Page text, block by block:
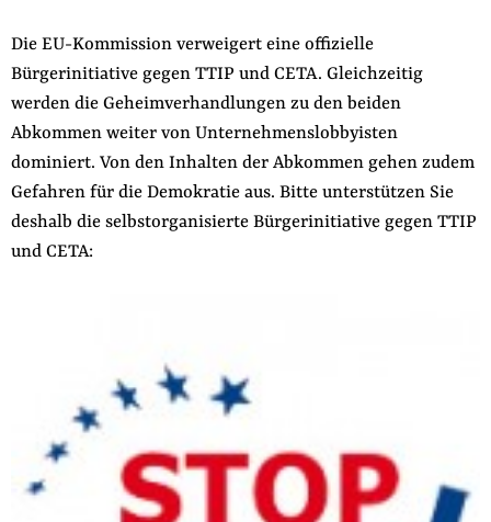
Projektspende
Testamentsspende
Presse
Appelle unterzeichnen
Kontakt
Impressum
Website
Folge Uns
Die EU-Kommission verweigert eine offizielle
Bürgerinitiative gegen TTIP und CETA. Gleichzeitig
werden die Geheimverhandlungen zu den beiden
Abkommen weiter von Unternehmenslobbyisten
dominiert. Von den Inhalten der Abkommen gehen zudem
Gefahren für die Demokratie aus. Bitte unterstützen Sie
deshalb die selbstorganisierte Bürgerinitiative gegen TTIP
und CETA: